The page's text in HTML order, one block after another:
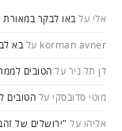
אלי עלבאו לבקר במאורת
korman avner עלבא
דן תל ניר על הטובים
מוטי סדובסקי על הטובים
אליהו על "ירושלים של זהב" –